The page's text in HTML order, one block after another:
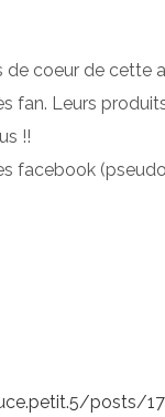
de coeur de cette
fan. Leurs
!!
facebook
posts/